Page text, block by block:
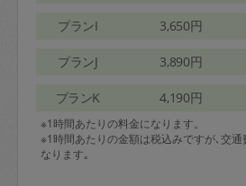
プランI 3,650円
プランJ 3,890円
プランK 4,190円
※1時間あたりの料金になります。
※1時間あたりの金額は税込みですが､交
なります｡